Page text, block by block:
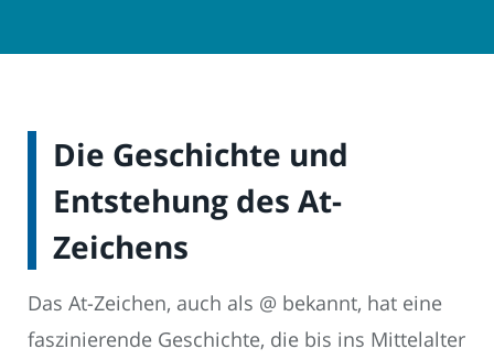
Die Geschichte und
Entstehung des At-
Zeichens
Das At-Zeichen, auch als @ bekannt, hat eine
faszinierende Geschichte, die bis ins Mittelalter